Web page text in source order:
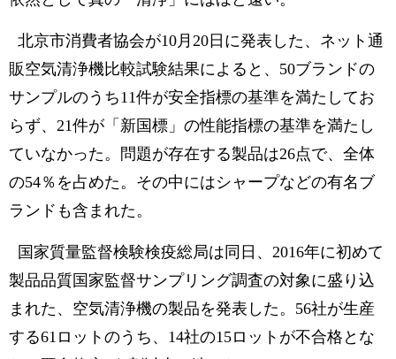
北京市消費者協会が10月20日に発表した、ネット通
販空気清浄機比較試験結果によると、50ブランドの
サンプルのうち11件が安全指標の基準を満たしてお
らず、21件が「新国標」の性能指標の基準を満たし
ていなかった。問題が存在する製品は26点で、全体
の54％を占めた。その中にはシャープなどの有名ブ
ランドも含まれた。
国家質量監督検験検疫総局は同日、2016年に初めて
製品品質国家監督サンプリング調査の対象に盛り込
まれた、空気清浄機の製品を発表した。56社が生産
する61ロットのうち、14社の15ロットが不合格とな